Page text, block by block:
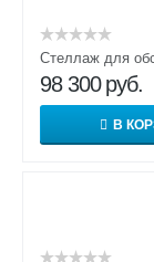
Стеллаж для
98 300 руб.
В